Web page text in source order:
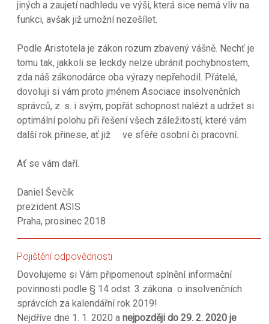
jiných a zaujetí nadhledu ve výši, která sice nemá vliv na
funkci, avšak již umožní nezešílet.
Podle Aristotela je zákon rozum zbavený vášně. Nechť je
tomu tak, jakkoli se leckdy nelze ubránit pochybnostem,
zda náš zákonodárce oba výrazy nepřehodil. Přátelé,
dovoluji si vám proto jménem Asociace insolvenčních
správců, z. s. i svým, popřát schopnost nalézt a udržet si
optimální polohu při řešení všech záležitostí, které vám
další rok přinese, ať již ve sféře osobní či pracovní.
Ať se vám daří.
Daniel Ševčík
prezident ASIS
Praha, prosinec 2018
Pojištění odpovědnosti
Dovolujeme si Vám připomenout splnění informační
povinnosti podle § 14 odst. 3 zákona o insolvenčních
správcích za kalendářní rok 2019!
Nejdříve dne 1. 1. 2020 anejpozději do 29. 2. 2020 je